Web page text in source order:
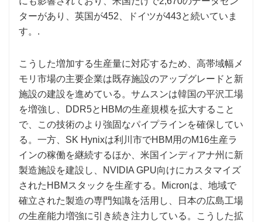
ターがあり、英国が452、ドイツが443と続いていま
す。.
こうした増加する生産量に対応するため、高帯域幅メ
モリ市場の主要企業は既存施設のアップグレードと新
施設の建設を進めている。サムスンは韓国の平沢工場
を増強し、DDR5とHBMの生産規模を拡大すること
で、この技術のより強固なパイプラインを確保してい
る。一方、SK Hynixは利川市でHBM用のM16生産ラ
インの稼働を継続するほか、米国インディアナ州に新
製造施設を建設し、NVIDIA GPU向けにカスタマイズ
されたHBMスタックを生産する。Micronは、地域で
確立された製造の専門知識を活用し、日本の広島工場
の生産能力増強に引き続き注力している。こうした拡